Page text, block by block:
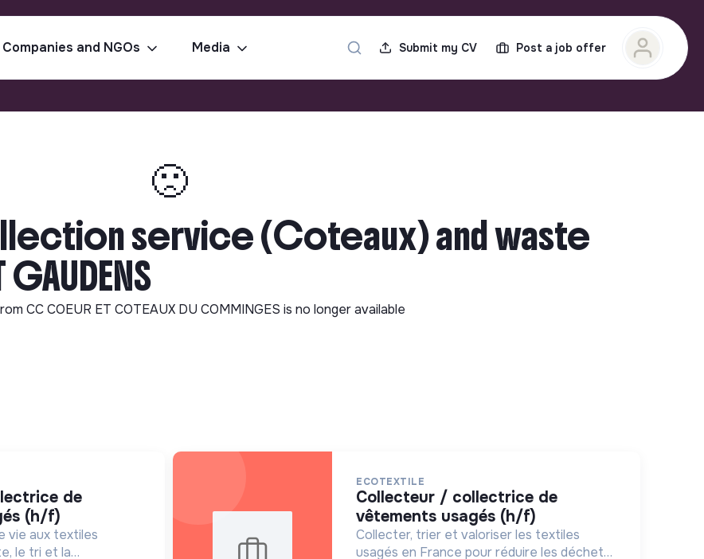
Companies and NGOs Media Submit my CV Post a job offer
🙁
service (Coteaux) and waste
CC COEUR ET COTEAUX DU COMMINGES is no longer available
(h/f)
vie aux textiles
le tri et la
ECOTEXTILE
collecteur / collectrice de
vêtements usagés (h/f)
Collecter, trier et valoriser les textiles
usagés en France pour réduire les déchets,